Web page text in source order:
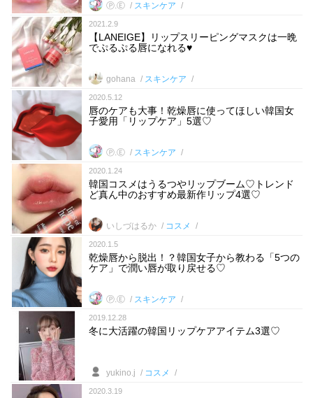
Ⓟ.Ⓔ スキンケア
2021.2.9
【LANEIGE】リップスリーピングマスクは一晩
でぷるぷる唇になれる♥
gohana スキンケア
2020.5.12
唇のケアも大事！乾燥唇に使ってほしい韓国女
子愛用「リップケア」5選♡
Ⓟ.Ⓔ スキンケア
2020.1.24
韓国コスメはうるつやリップブーム♡トレンド
ど真ん中のおすすめ最新作リップ4選♡
いしづはるか コスメ
2020.1.5
乾燥唇から脱出！？韓国女子から教わる「5つの
ケア」で潤い唇が取り戻せる♡
Ⓟ.Ⓔ スキンケア
2019.12.28
冬に大活躍の韓国リップケアアイテム3選♡
yukino.j コスメ
2020.3.19